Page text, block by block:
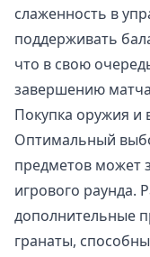
слаженность в
поддерживать
что в свою
завершению
Покупка оружия и
Оптимальный
предметов может
игрового раунда.
дополнительные
гранаты,